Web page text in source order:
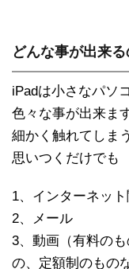
どんな事が出来る
iPadは小さなパソ
色々な事が出来ます
細かく触れてしま
思いつくだけでも
1、インターネッ
2、メール
3、動画（有料の
の、定額制のもの